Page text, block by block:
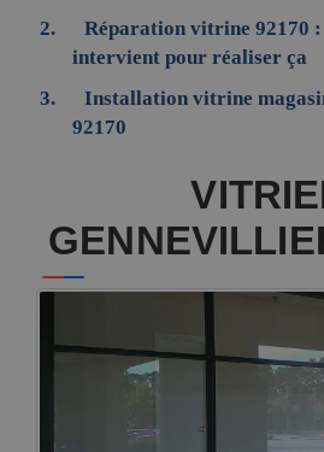
Réparation vitrine 92170
intervient pour réaliser ça
Installation vitrine
92170